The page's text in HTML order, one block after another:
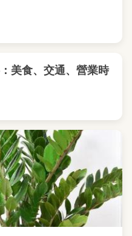
美食、交通、營業時